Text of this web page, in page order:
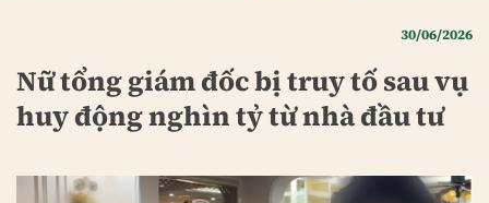
30/06/2026
Nữ tổng giám đốc bị truy tố sau vụ
huy động nghìn tỷ từ nhà đầu tư